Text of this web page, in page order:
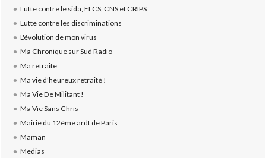
Lutte contre le sida, ELCS, CNS et CRIPS
Lutte contre les discriminations
L'évolution de mon virus
Ma Chronique sur Sud Radio
Ma retraite
Ma vie d'heureux retraité !
Ma Vie De Militant !
Ma Vie Sans Chris
Mairie du 12ème ardt de Paris
Maman
Medias